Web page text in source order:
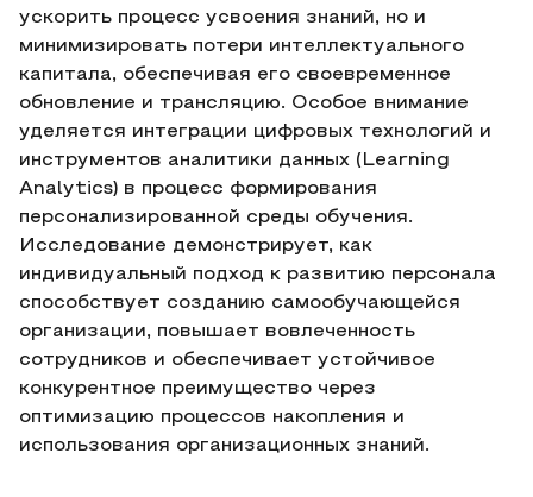
ускорить процесс усвоения знаний, но и
минимизировать потери интеллектуального
капитала, обеспечивая его своевременное
обновление и трансляцию. Особое внимание
уделяется интеграции цифровых технологий и
инструментов аналитики данных (Learning
Analytics) в процесс формирования
персонализированной среды обучения.
Исследование демонстрирует, как
индивидуальный подход к развитию персонала
способствует созданию самообучающейся
организации, повышает вовлеченность
сотрудников и обеспечивает устойчивое
конкурентное преимущество через
оптимизацию процессов накопления и
использования организационных знаний.